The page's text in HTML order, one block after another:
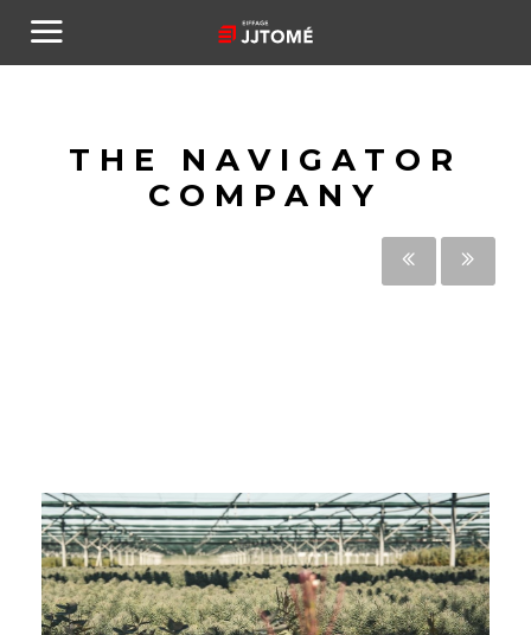
THE NAVIGATOR
COMPANY